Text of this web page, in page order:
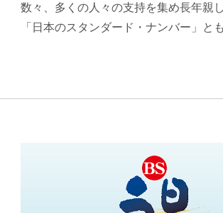
数々、多くの人々の支持を集め長年親
「日本のスタンダード・ナンバー」と